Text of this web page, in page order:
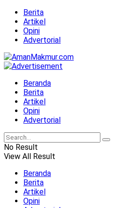
Berita
Artikel
Opini
Advertorial
Beranda
Berita
Artikel
Opini
Advertorial
No Result
View All Result
Beranda
Berita
Artikel
Opini